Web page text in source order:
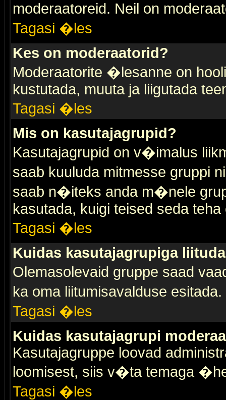
moderaatoreid. Neil on
Tagasi �les
Kes on moderaatorid?
Moderaatorite �lesanne on
kustutada, muuta ja liigutada
Tagasi �les
Mis on kasutajagrupid?
Kasutajagrupid on v�imalus
saab kuuluda mitmesse gruppi
saab n�iteks anda m�nele
kasutada, kuigi teised seda teha
Tagasi �les
Kuidas kasutajagrupiga
Olemasolevaid gruppe saad
ka oma liitumisavalduse
Tagasi �les
Kuidas kasutajagrupi
Kasutajagruppe loovad
loomisest, siis v�ta temaga
Tagasi �les